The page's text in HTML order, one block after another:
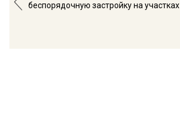
беспорядочную застройку на участках